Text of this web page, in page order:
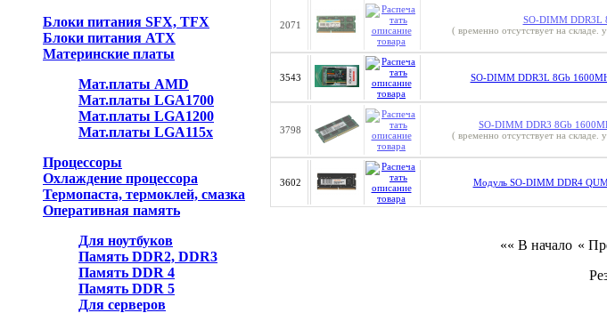
Блоки питания SFX, TFX
Блоки питания ATX
Материнские платы
Мат.платы AMD
Мат.платы LGA1700
Мат.платы LGA1200
Мат.платы LGA115x
Процессоры
Охлаждение процессора
Термопаста, термоклей, смазка
Оперативная память
Для ноутбуков
Память DDR2, DDR3
Память DDR 4
Память DDR 5
Для серверов
2071
SO-DIMM DDR3L
( временно отсутствует на складе.
3543 SO-DIMM DDR3L 8Gb
3798
SO-DIMM DDR3 8Gb
( временно отсутствует на складе.
3602 Модуль SO-DIMM DDR4
«« В начало «